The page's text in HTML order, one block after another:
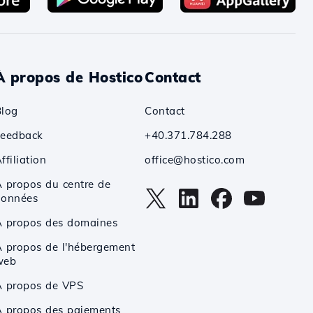
propos de Hostico
propos du centre de
propos des domaines
propos de l'hébergement
propos de VPS
propos des paiements
Contact
Contact
+40.371.784.288
office@hostico.com